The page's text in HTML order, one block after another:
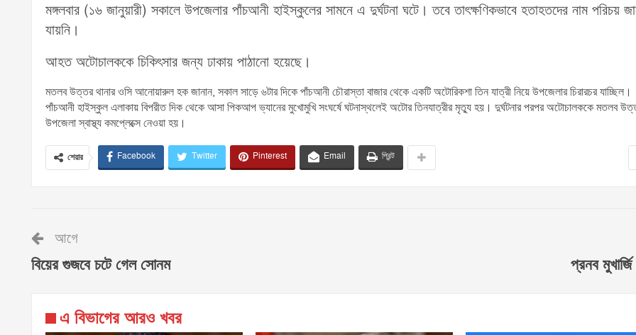
মঙ্গলবার (১৬ জানুয়ারী) সকালে উপজেলার পাঁচআনী হাইস্কুলের সামনে এ দুর্ঘটনা ঘটে। তবে তাৎক্ষণিকভাবে হতাহতদের নাম পরিচয়
যায়নি।
আহত অটোচালককে চিকিৎসার জন্য ঢাকায় পাঠানো হয়েছে।
মতলব উত্তর থানার ওসি আনোয়ারুল হক জানান, সকাল সাড়ে ৬টার দিকে পাঁচআনী চৌরাস্তা বাজার থেকে একটি অটোরিকশা তিন যাত্রী নিয়ে উপজেলার চিরারচর যাচ্ছিল।
পাঁচআনী হাইস্কুল এলাকায় বিপরীত দিক থেকে আসা পিকআপ ভ্যানের মুখোমুখি সংঘর্ষে ঘটনাস্থলেই অটোর তিনযাত্রীর মৃত্যু হয়। দুর্ঘটনার পরপর অটোচালককে মতলব
উপজেলা স্বাস্থ্য কমপ্লেক্সে নেওয়া হয়।
শেয়ার Facebook Twitter Pinterest Email প্রিন্ট
আগে
বিয়ের গুজবে চটে গেল সোনম প্রনব মুখার্জি
এ বিভাগের আরও খবর